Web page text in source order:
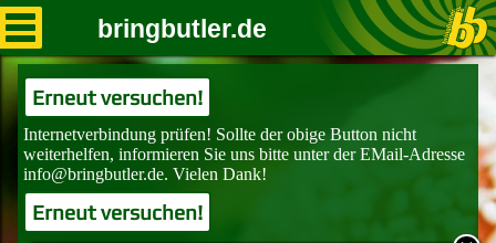
bringbutler.de
Erneut versuchen!
Erneut versuchen!